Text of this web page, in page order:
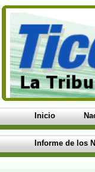
Inicio
Informe de los